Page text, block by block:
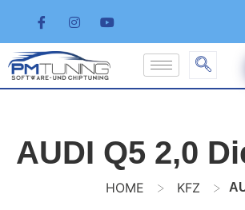
AUDI Q5 2,0
HOME > KFZ >